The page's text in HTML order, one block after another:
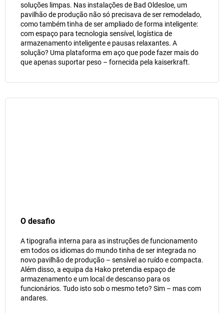
soluções limpas. Nas instalações de Bad Oldesloe, um
pavilhão de produção não só precisava de ser remodelado,
como também tinha de ser ampliado de forma inteligente:
com espaço para tecnologia sensível, logística de
armazenamento inteligente e pausas relaxantes. A
solução? Uma plataforma em aço que pode fazer mais do
que apenas suportar peso – fornecida pela kaiserkraft.
O desafio
A tipografia interna para as instruções de funcionamento
em todos os idiomas do mundo tinha de ser integrada no
novo pavilhão de produção – sensível ao ruído e compacta.
Além disso, a equipa da Hako pretendia espaço de
armazenamento e um local de descanso para os
funcionários. Tudo isto sob o mesmo teto? Sim – mas com
andares.